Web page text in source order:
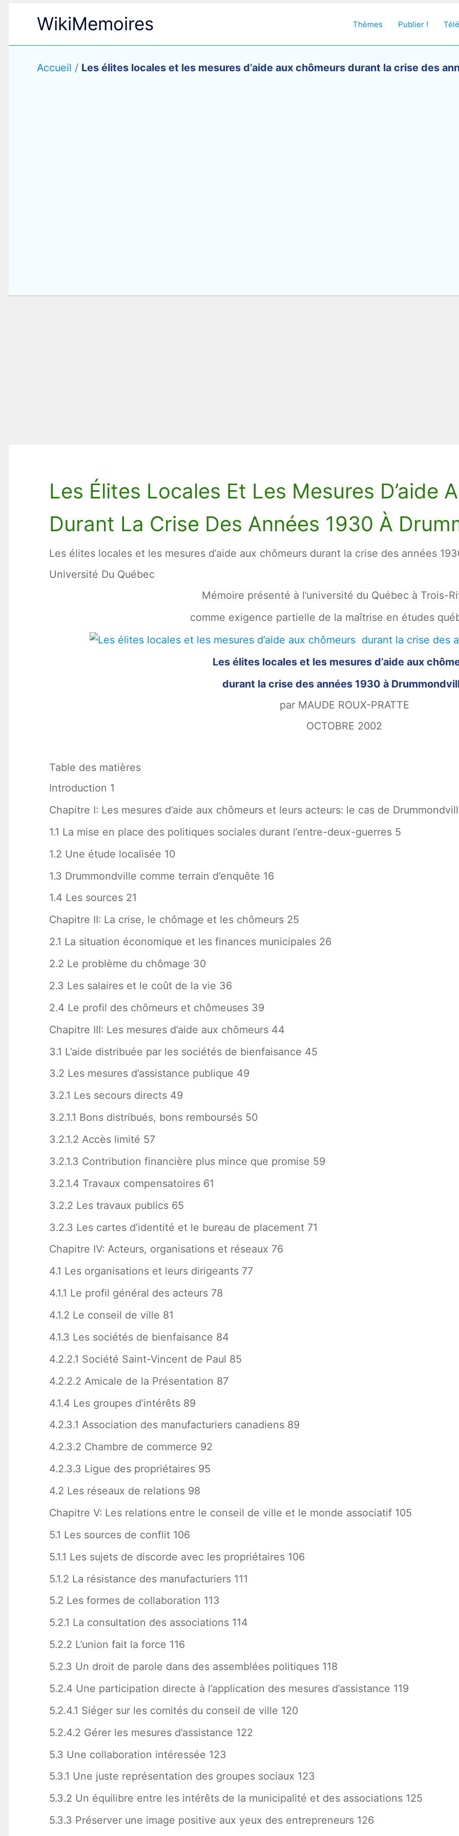
WikiMemoires Thèmes Publier !
Accueil / Les élites locales et les mesures d’aide aux chômeurs durant la crise des
Les Élites Locales Et Les Mesures D’aide
Durant La Crise Des Années 1930 À
Les élites locales et les mesures d’aide aux chômeurs durant la crise des années
Université Du Québec
Mémoire présenté à l’université du Québec à Trois-
comme exigence partielle de la maîtrise en études
Les élites locales et les mesures d’aide aux
durant la crise des années 1930 à
par MAUDE ROUX-PRATTE
OCTOBRE 2002
Table des matières
Introduction 1
Chapitre I: Les mesures d’aide aux chômeurs et leurs acteurs: le cas de
1.1 La mise en place des politiques sociales durant l’entre-deux-guerres 5
1.2 Une étude localisée 10
1.3 Drummondville comme terrain d’enquête 16
1.4 Les sources 21
Chapitre II: La crise, le chômage et les chômeurs 25
2.1 La situation économique et les finances municipales 26
2.2 Le problème du chômage 30
2.3 Les salaires et le coût de la vie 36
2.4 Le profil des chômeurs et chômeuses 39
Chapitre III: Les mesures d’aide aux chômeurs 44
3.1 L’aide distribuée par les sociétés de bienfaisance 45
3.2 Les mesures d’assistance publique 49
3.2.1 Les secours directs 49
3.2.1.1 Bons distribués, bons remboursés 50
3.2.1.2 Accès limité 57
3.2.1.3 Contribution financière plus mince que promise 59
3.2.1.4 Travaux compensatoires 61
3.2.2 Les travaux publics 65
3.2.3 Les cartes d’identité et le bureau de placement 71
Chapitre IV: Acteurs, organisations et réseaux 76
4.1 Les organisations et leurs dirigeants 77
4.1.1 Le profil général des acteurs 78
4.1.2 Le conseil de ville 81
4.1.3 Les sociétés de bienfaisance 84
4.2.2.1 Société Saint-Vincent de Paul 85
4.2.2.2 Amicale de la Présentation 87
4.1.4 Les groupes d’intérêts 89
4.2.3.1 Association des manufacturiers canadiens 89
4.2.3.2 Chambre de commerce 92
4.2.3.3 Ligue des propriétaires 95
4.2 Les réseaux de relations 98
Chapitre V: Les relations entre le conseil de ville et le monde associatif 105
5.1 Les sources de conflit 106
5.1.1 Les sujets de discorde avec les propriétaires 106
5.1.2 La résistance des manufacturiers 111
5.2 Les formes de collaboration 113
5.2.1 La consultation des associations 114
5.2.2 L’union fait la force 116
5.2.3 Un droit de parole dans des assemblées politiques 118
5.2.4 Une participation directe à l’application des mesures d’assistance 119
5.2.4.1 Siéger sur les comités du conseil de ville 120
5.2.4.2 Gérer les mesures d’assistance 122
5.3 Une collaboration intéressée 123
5.3.1 Une juste représentation des groupes sociaux 123
5.3.2 Un équilibre entre les intérêts de la municipalité et des associations 125
5.3.3 Préserver une image positive aux yeux des entrepreneurs 126